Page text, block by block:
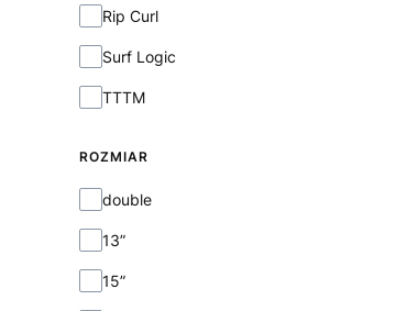
Rip Curl
Surf Logic
TTTM
ROZMIAR
Rozmiar
double
13”
15”